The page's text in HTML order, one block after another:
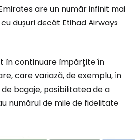
are un număr infinit mai
dușuri decât Etihad Airways
în continuare împărțite în
care variază, de exemplu, în
bagaje, posibilitatea de a
numărul de mile de fidelitate